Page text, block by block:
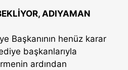
ADIYAMAN
Başkanının henüz karar
başkanlarıyla
ardından